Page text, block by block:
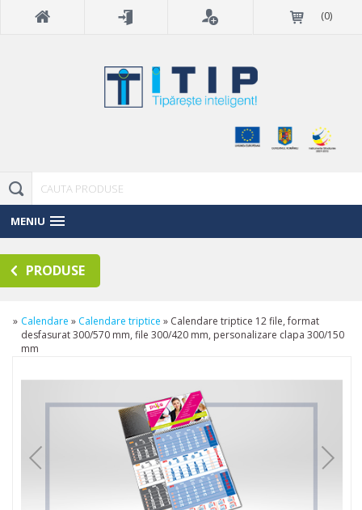
(0)
MENIU
PRODUSE
» Calendare » Calendare triptice » Calendare triptice 12 file, format
desfasurat 300/570 mm, file 300/420 mm, personalizare clapa 300/150
mm